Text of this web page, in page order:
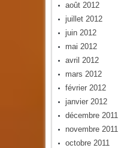
août 2012
juillet 2012
juin 2012
mai 2012
avril 2012
mars 2012
février 2012
janvier 2012
décembre 2011
novembre 2011
octobre 2011